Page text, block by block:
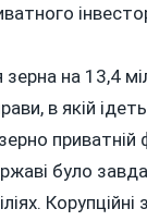
зерна на 13,4
в якій
було